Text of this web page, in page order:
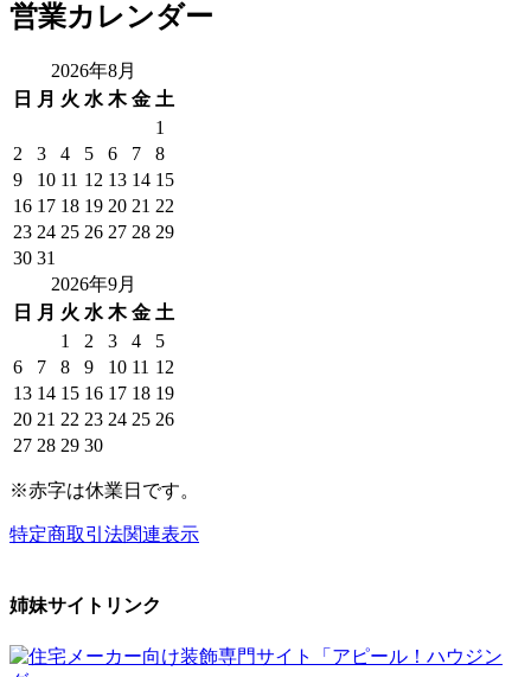
営業カレンダー
2026年8月
日
月 火 水 木 金 土
1
2
3 4 5 6 7
8
9
10 11 12 13 14 15
16 17 18 19 20 21 22
23 24 25 26 27 28 29
30 31
2026年9月
日
月 火 水 木 金 土
1
2 3 4
5
6
7 8 9 10 11 12
13 14 15 16 17 18 19
20 21 22 23 24 25 26
27 28 29 30
※赤字は休業日です。
特定商取引法関連表示
姉妹サイトリンク